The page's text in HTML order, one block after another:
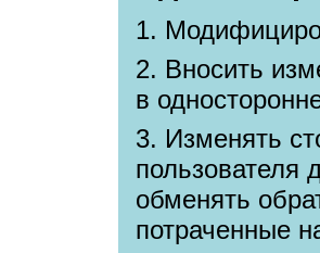
Вносить
в
Изменять
пользователя
обменять
потраченные